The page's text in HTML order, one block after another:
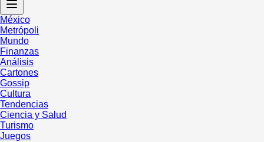
México
Metrópoli
Mundo
Finanzas
Análisis
Cartones
Gossip
Cultura
Tendencias
Ciencia y Salud
Turismo
Juegos